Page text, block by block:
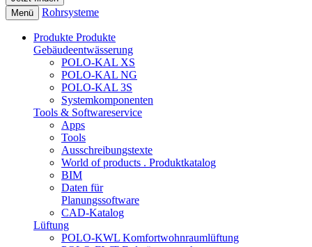
Menü Rohrsysteme
Produkte Produkte
Gebäudeentwässerung
POLO-KAL XS
POLO-KAL NG
POLO-KAL 3S
Systemkomponenten
Tools & Softwareservice
Apps
Tools
Ausschreibungstexte
World of products . Produktkatalog
BIM
Daten für
Planungssoftware
CAD-Katalog
Lüftung
POLO-KWL Komfortwohnraumlüftung